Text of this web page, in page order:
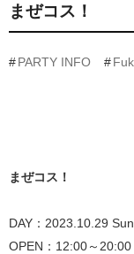
まぜコス！
PARTY INFO
まぜコス！
DAY：2023.10.29 Sun
OPEN：12:00～20:00